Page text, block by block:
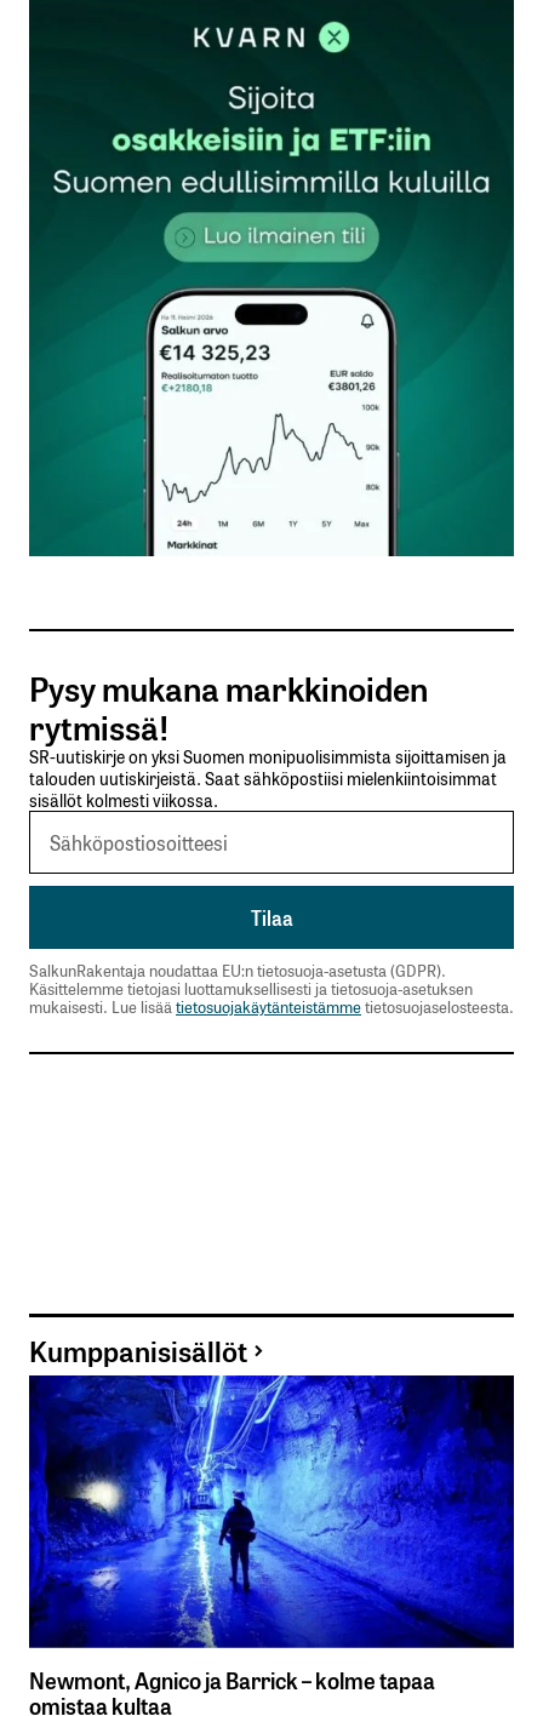
rekisteröityä
Sähköpostiosoitettasi ei julkaista.Pakolliset
kentät on merkitty*
Kommentti*
Nimesi tai nimimerkkisi
Sähköpostiosoitteesi
Tilaa SalkunRakentajan uutiskirje
Lähetä kommentti
Pysy mukana markkinoiden
rytmissä!
SR-uutiskirje on yksi Suomen monipuolisimmista sijoittamisen ja
talouden uutiskirjeistä. Saat sähköpostiisi mielenkiintoisimmat
sisällöt kolmesti viikossa.
SalkunRakentaja noudattaa EU:n tietosuoja-asetusta (GDPR).
Käsittelemme tietojasi luottamuksellisesti ja tietosuoja-asetuksen
mukaisesti. Lue lisää tietosuojakäytänteistämmetietosuojaselosteesta.
Kumppanisisällöt
Newmont, Agnico ja Barrick – kolme tapaa
omistaa kultaa